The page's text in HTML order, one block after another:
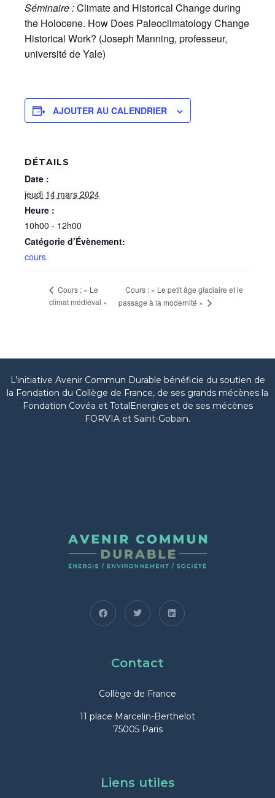
Séminaire :Climate and Historical Change during
the Holocene. How Does Paleoclimatology Change
Historical Work? (Joseph Manning, professeur,
université de Yale)
AJOUTER AU CALENDRIER
DÉTAILS
Date :
jeudi 14 mars 2024
Heure :
10h00 - 12h00
Catégorie d’Évènement:
cours
Cours : « Le
climat médiéval »
Cours : « Le petit âge glaciaire et le
passage à la modernité »
L’initiative Avenir Commun Durable bénéficie du soutien de
la Fondation du Collège de France, de ses grands mécènes la
Fondation Covéa et TotalEnergies et de ses mécènes
FORVIA et Saint-Gobain.
Contact
Collège de France
11 place Marcelin-Berthelot
75005 Paris
Liens utiles